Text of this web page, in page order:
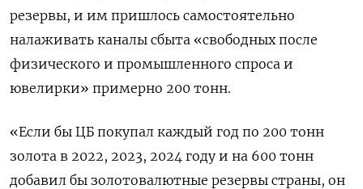
резервы, и им пришлось самостоятельно
налаживать каналы сбыта «свободных после
физического и промышленного спроса и
ювелирки» примерно 200 тонн.
«Если бы ЦБ покупал каждый год по 200 тонн
золота в 2022, 2023, 2024 году и на 600 тонн
добавил бы золотовалютные резервы страны, он